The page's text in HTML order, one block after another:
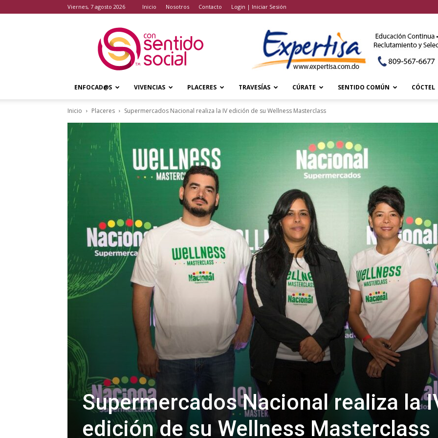
viernes, 7 agosto 2026 Inicio Nosotros Contacto Login | Iniciar Sesión
Sentido
Social
ENFOCAD@S VIVENCIAS PLACERES TRAVESÍAS CÚRATE SENTIDO COMÚN CÓCTEL
Inicio Placeres Supermercados Nacional realiza la IV edición de su Wellness Masterclass
Supermercados Nacional realiza la
edición de su Wellness Masterclass